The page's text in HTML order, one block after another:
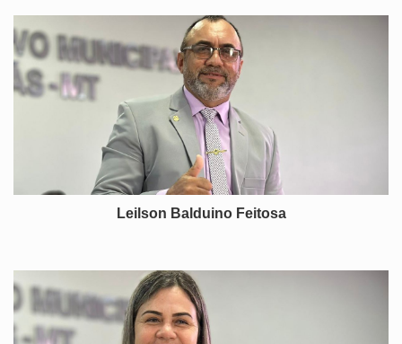
Leilson Balduino Feitosa